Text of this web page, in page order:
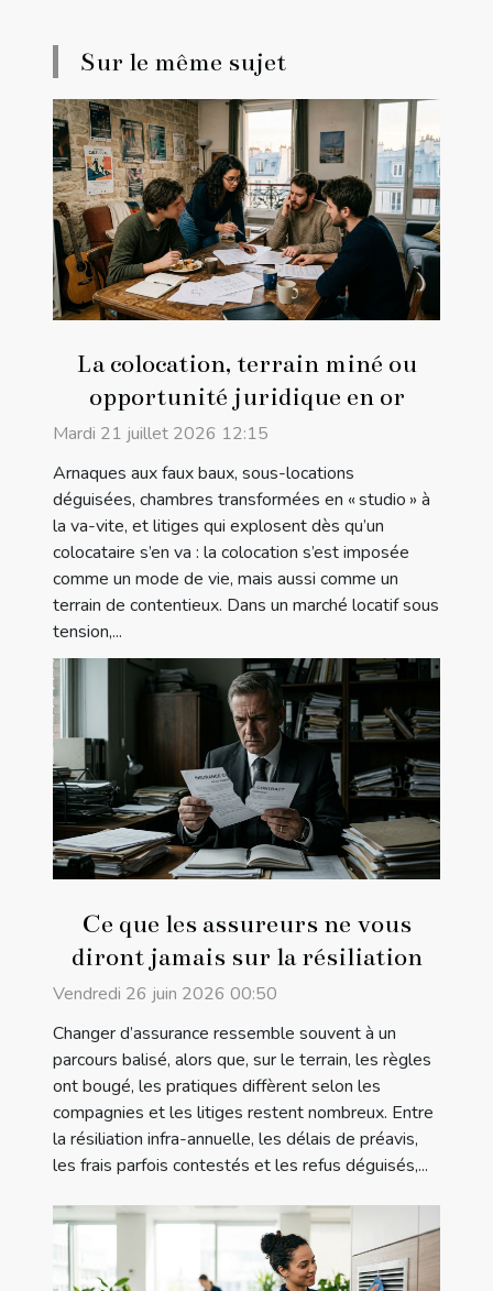
Sur le même sujet
La colocation, terrain miné ou
opportunité juridique en or
Mardi 21 juillet 2026 12:15
Arnaques aux faux baux, sous-locations
déguisées, chambres transformées en « studio » à
la va-vite, et litiges qui explosent dès qu’un
colocataire s’en va : la colocation s’est imposée
comme un mode de vie, mais aussi comme un
terrain de contentieux. Dans un marché locatif sous
tension,...
Ce que les assureurs ne vous
diront jamais sur la résiliation
Vendredi 26 juin 2026 00:50
Changer d’assurance ressemble souvent à un
parcours balisé, alors que, sur le terrain, les règles
ont bougé, les pratiques diffèrent selon les
compagnies et les litiges restent nombreux. Entre
la résiliation infra-annuelle, les délais de préavis,
les frais parfois contestés et les refus déguisés,...